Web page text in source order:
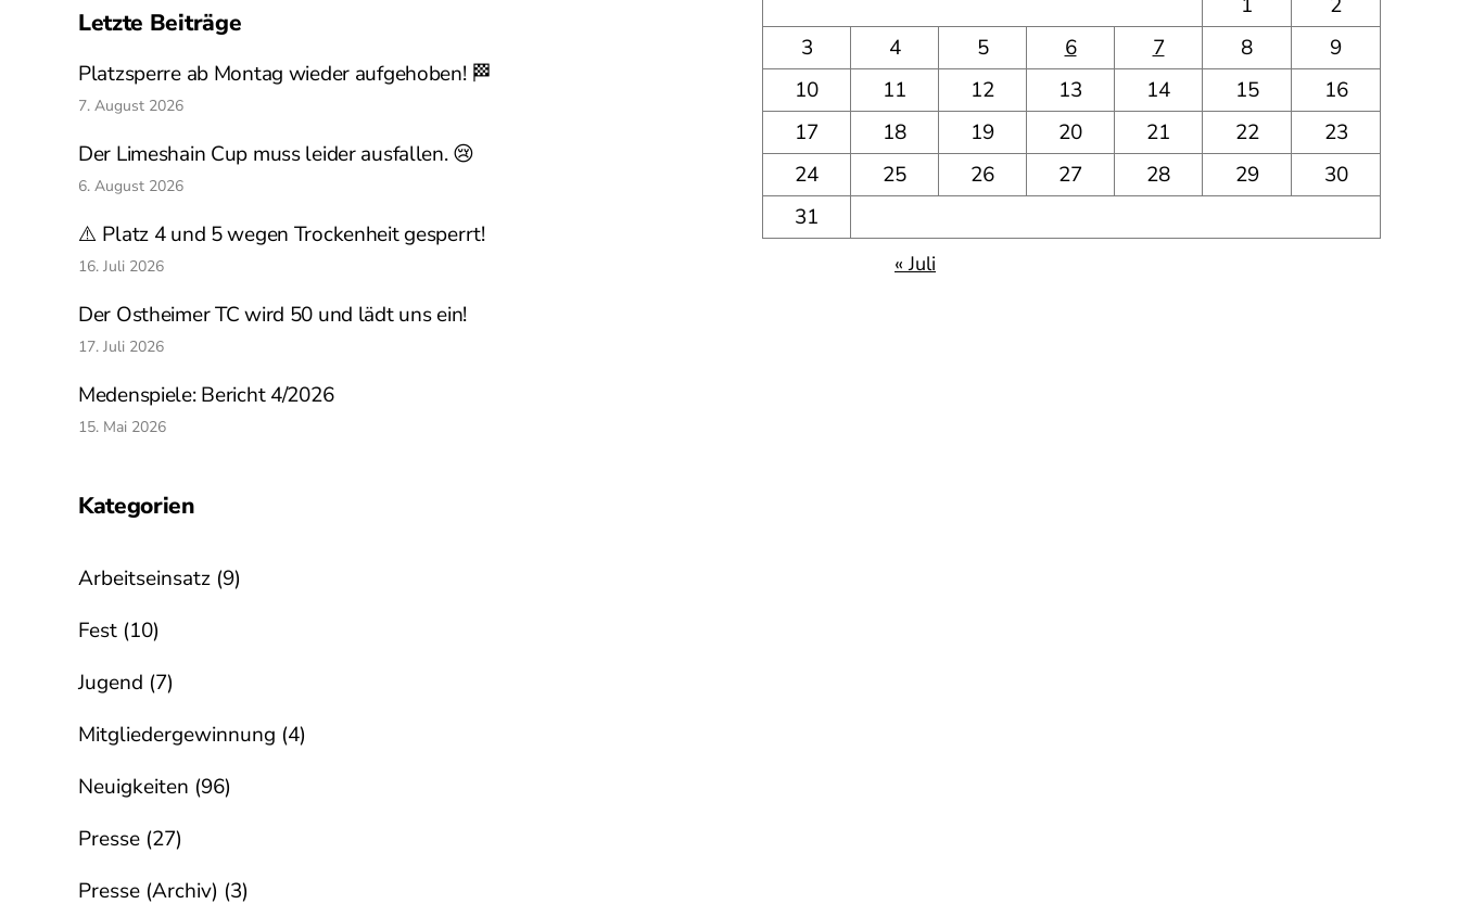
Letzte Beiträge
Platzsperre ab Montag wieder aufgehoben! 🏁
7. August 2026
Der Limeshain Cup muss leider ausfallen. 😢
6. August 2026
⚠️ Platz 4 und 5 wegen Trockenheit gesperrt!
16. Juli 2026
Der Ostheimer TC wird 50 und lädt uns ein!
17. Juli 2026
Medenspiele: Bericht 4/2026
15. Mai 2026
Kategorien
Arbeitseinsatz (9)
Fest (10)
Jugend (7)
Mitgliedergewinnung (4)
Neuigkeiten (96)
Presse (27)
Presse (Archiv) (3)
3
4 5 6 7 8
9
10
11 12 13 14 15
16
17
18 19 20 21 22
23
24
25 26 27 28 29
30
31
« Juli